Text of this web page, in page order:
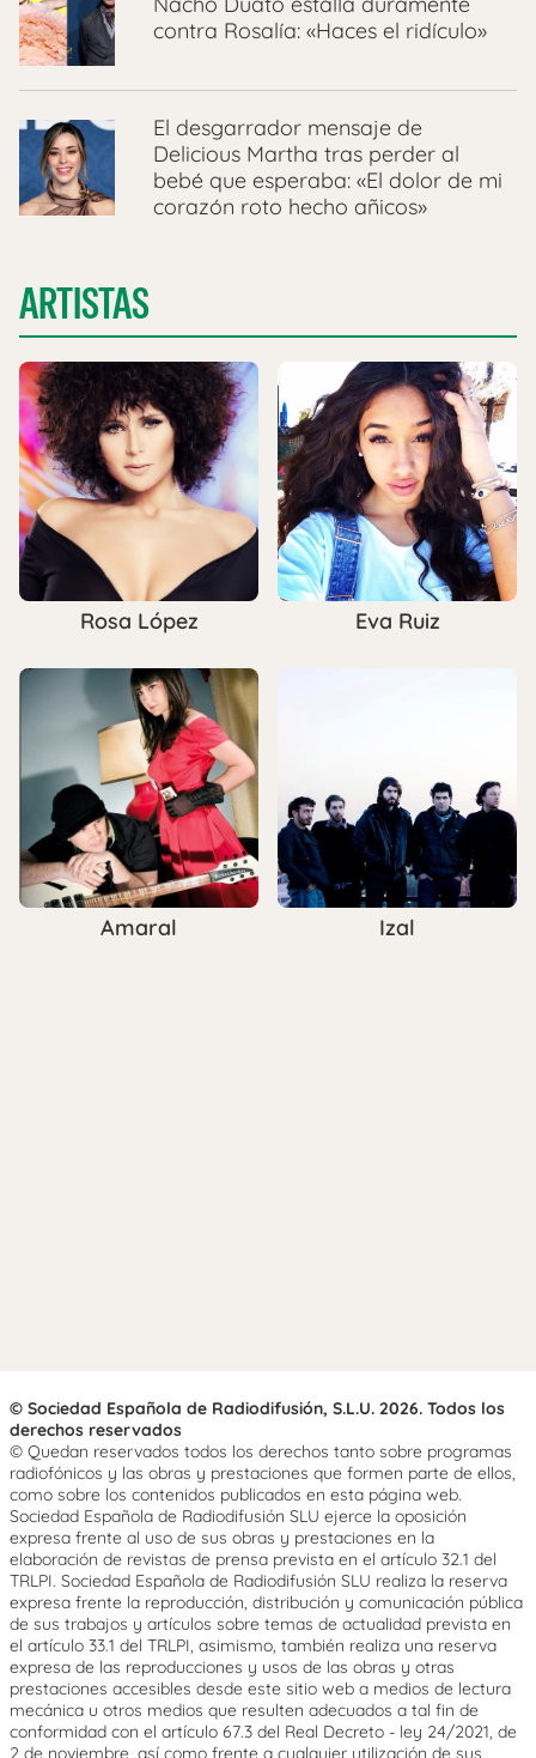
contra Rosalía: «Haces el ridículo»
El desgarrador mensaje de
Delicious Martha tras perder al
bebé que esperaba: «El dolor de mi
corazón roto hecho añicos»
ARTISTAS
Rosa López Eva Ruiz
Amaral Izal
© Sociedad Española de Radiodifusión, S.L.U. 2026. Todos los
derechos reservados
© Quedan reservados todos los derechos tanto sobre programas
radiofónicos y las obras y prestaciones que formen parte de ellos,
como sobre los contenidos publicados en esta página web.
Sociedad Española de Radiodifusión SLU ejerce la oposición
expresa frente al uso de sus obras y prestaciones en la
elaboración de revistas de prensa prevista en el artículo 32.1 del
TRLPI. Sociedad Española de Radiodifusión SLU realiza la reserva
expresa frente la reproducción, distribución y comunicación pública
de sus trabajos y artículos sobre temas de actualidad prevista en
el artículo 33.1 del TRLPI, asimismo, también realiza una reserva
expresa de las reproducciones y usos de las obras y otras
prestaciones accesibles desde este sitio web a medios de lectura
mecánica u otros medios que resulten adecuados a tal fin de
conformidad con el artículo 67.3 del Real Decreto - ley 24/2021, de
2 de noviembre, así como frente a cualquier utilización de sus